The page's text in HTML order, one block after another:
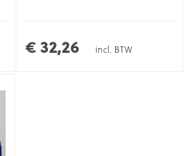
€ 32,26 incl. BTW